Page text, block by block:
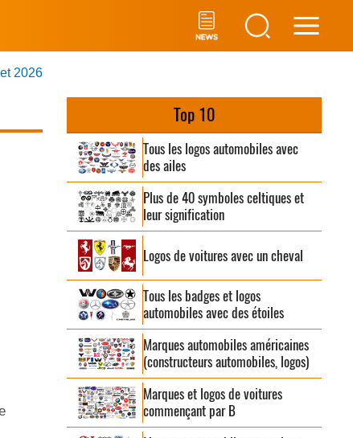
2026
Top 10
Tous les logos automobiles avec
des ailes
Plus de 40 symboles celtiques et
leur signification
Logos de voitures avec un cheval
Tous les badges et logos
automobiles avec des étoiles
Marques automobiles américaines
(constructeurs automobiles, logos)
Marques et logos de voitures
commençant par B